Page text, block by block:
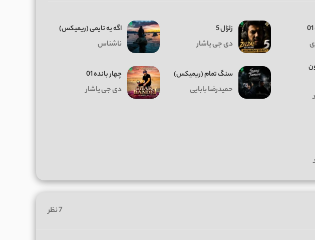
زلزال 5
دی جی یاشار
اگه یه تایمی (ریمیکس)
ناشناس
سنگ تمام (ریمیکس)
حمیدرضا بابایی
چهار بانده 01
دی جی یاشار
7 نظر